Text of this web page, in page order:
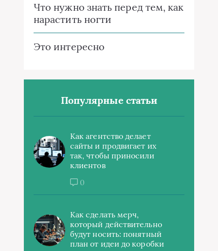
Что нужно знать перед тем, как
нарастить ногти
Это интересно
Популярные статьи
Как агентство делает
сайты и продвигает их
так, чтобы приносили
клиентов
0
Как сделать мерч,
который действительно
будут носить: понятный
план от идеи до коробки